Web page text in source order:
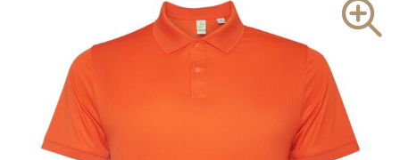
Sinterklaas
Verjaardagen